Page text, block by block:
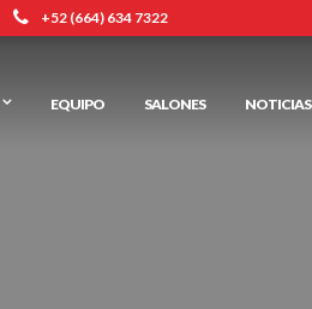
+52 (664) 634 7322
EQUIPO SALONES NOTICIAS